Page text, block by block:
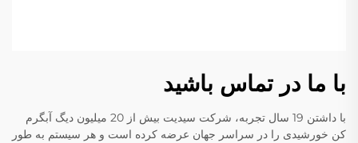
با ما در تماس باشید
با داشتن 19 سال تجربه، شرکت سیدیت بیش از 20 میلیون دیگ آبگرم
کن خورشیدی را در سراسر جهان عرضه کرده است و هر سیستم به طور